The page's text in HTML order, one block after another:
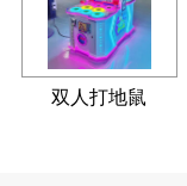
双人打地鼠